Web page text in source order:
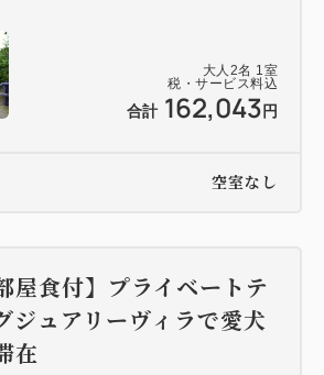
大人 2名 1 室
税・サービス料込
合計 162,043 円
空室なし
屋食付】プライベートテ
ジュアリーヴィラで愛犬
在